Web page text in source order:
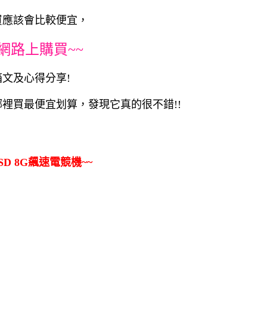
該會比較便宜，
路上購買~~
及心得分享!
買最便宜划算，發現它真的很不錯!!
8G飆速電競機~~